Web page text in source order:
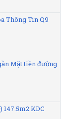
Thông Tin Q9
Mặt tiền đường
147.5m2 KDC